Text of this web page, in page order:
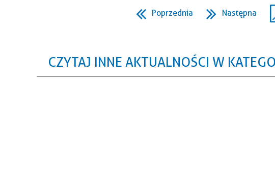
Poprzednia Następna
CZYTAJ INNE AKTUALNOŚCI W